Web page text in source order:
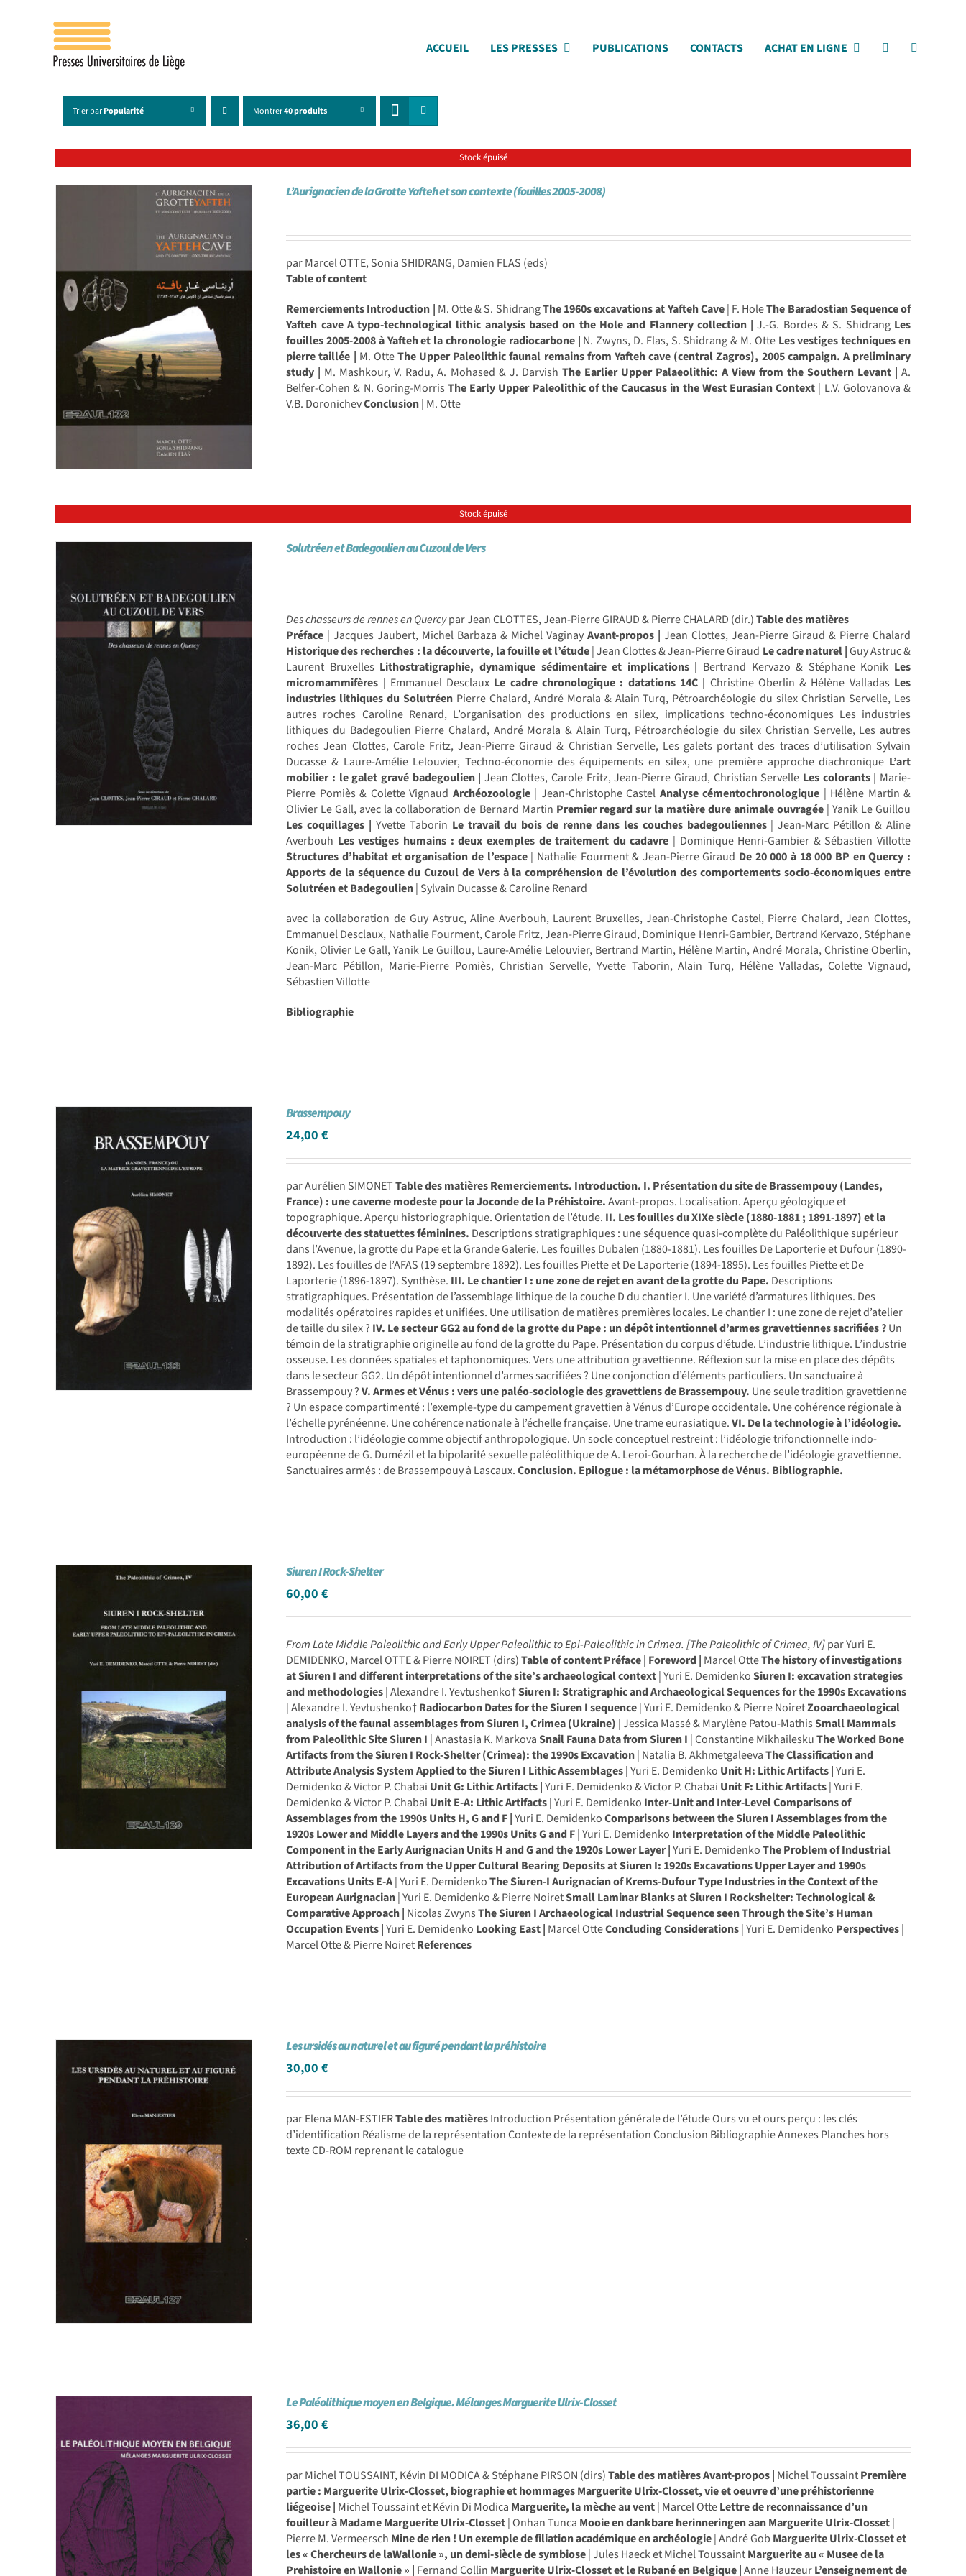
ACCUEIL LES PRESSES PUBLICATIONS CONTACTS ACHAT EN LIGNE
Trier parPopularité Montrer40 produits
Stock épuisé
L’Aurignacien de la Grotte Yafteh et son contexte (fouilles 2005-2008)
par Marcel OTTE, Sonia SHIDRANG, Damien FLAS (eds)
Table of content
RemerciementsIntroduction | M. Otte & S. ShidrangThe 1960s excavations at Yafteh Cave| F. HoleThe Baradostian Sequence of
Yafteh cave A typo-technological lithic analysis based on the Hole and Flannery collection | J.-G. Bordes & S. Shidrang Les
fouilles 2005-2008 à Yafteh et la chronologie radiocarbone | N. Zwyns, D. Flas, S. Shidrang & M. Otte Les vestiges techniques en
pierre taillée | M. OtteThe Upper Paleolithic faunal remains from Yafteh cave (central Zagros), 2005 campaign. A preliminary
study | M. Mashkour, V. Radu, A. Mohased & J. Darvish The Earlier Upper Palaeolithic: A View from the Southern Levant | A.
Belfer-Cohen & N. Goring-MorrisThe Early Upper Paleolithic of the Caucasus in the West Eurasian Context | L.V. Golovanova &
V.B. DoronichevConclusion| M. Otte
Stock épuisé
Solutréen et Badegoulien au Cuzoul de Vers
Des chasseurs de rennes en Quercypar Jean CLOTTES, Jean-Pierre GIRAUD & Pierre CHALARD (dir.)Table des matières
Préface | Jacques Jaubert, Michel Barbaza & Michel VaginayAvant-propos | Jean Clottes, Jean-Pierre Giraud & Pierre Chalard
Historique des recherches : la découverte, la fouille et l’étude| Jean Clottes & Jean-Pierre Giraud Le cadre naturel |Guy Astruc &
Laurent Bruxelles Lithostratigraphie, dynamique sédimentaire et implications | Bertrand Kervazo & Stéphane Konik Les
micromammifères | Emmanuel Desclaux Le cadre chronologique : datations 14C | Christine Oberlin & Hélène Valladas Les
industries lithiques du Solutréen Pierre Chalard, André Morala & Alain Turq, Pétroarchéologie du silex Christian Servelle, Les
autres roches Caroline Renard, L’organisation des productions en silex, implications techno-économiques Les industries
lithiques du Badegoulien Pierre Chalard, André Morala & Alain Turq, Pétroarchéologie du silex Christian Servelle, Les autres
roches Jean Clottes, Carole Fritz, Jean-Pierre Giraud & Christian Servelle, Les galets portant des traces d’utilisation Sylvain
Ducasse & Laure-Amélie Lelouvier, Techno-économie des équipements en silex, une première approche diachronique L’art
mobilier : le galet gravé badegoulien | Jean Clottes, Carole Fritz, Jean-Pierre Giraud, Christian Servelle Les colorants| Marie-
Pierre Pomiès & Colette Vignaud Archéozoologie| Jean-Christophe Castel Analyse cémentochronologique | Hélène Martin &
Olivier Le Gall, avec la collaboration de Bernard Martin Premier regard sur la matière dure animale ouvragée| Yanik Le Guillou
Les coquillages | Yvette Taborin Le travail du bois de renne dans les couches badegouliennes| Jean-Marc Pétillon & Aline
Averbouh Les vestiges humains : deux exemples de traitement du cadavre | Dominique Henri-Gambier & Sébastien Villotte
Structures d’habitat et organisation de l’espace| Nathalie Fourment & Jean-Pierre Giraud De 20 000 à 18 000 BP en Quercy :
Apports de la séquence du Cuzoul de Vers à la compréhension de l’évolution des comportements socio-économiques entre
Solutréen et Badegoulien| Sylvain Ducasse & Caroline Renard
avec la collaboration de Guy Astruc, Aline Averbouh, Laurent Bruxelles, Jean-Christophe Castel, Pierre Chalard, Jean Clottes,
Emmanuel Desclaux, Nathalie Fourment, Carole Fritz, Jean-Pierre Giraud, Dominique Henri-Gambier, Bertrand Kervazo, Stéphane
Konik, Olivier Le Gall, Yanik Le Guillou, Laure-Amélie Lelouvier, Bertrand Martin, Hélène Martin, André Morala, Christine Oberlin,
Jean-Marc Pétillon, Marie-Pierre Pomiès, Christian Servelle, Yvette Taborin, Alain Turq, Hélène Valladas, Colette Vignaud,
Sébastien Villotte
Bibliographie
Brassempouy
24,00€
par Aurélien SIMONETTable des matièresRemerciements. Introduction. I. Présentation du site de Brassempouy (Landes,
France) : une caverne modeste pour la Joconde de la Préhistoire.Avant-propos. Localisation. Aperçu géologique et
topographique. Aperçu historiographique. Orientation de l’étude. II. Les fouilles du XIXe siècle (1880-1881 ; 1891-1897) et la
découverte des statuettes féminines. Descriptions stratigraphiques : une séquence quasi-complète du Paléolithique supérieur
dans l’Avenue, la grotte du Pape et la Grande Galerie. Les fouilles Dubalen (1880-1881). Les fouilles De Laporterie et Dufour (1890-
1892). Les fouilles de l’AFAS (19 septembre 1892). Les fouilles Piette et De Laporterie (1894-1895). Les fouilles Piette et De
Laporterie (1896-1897). Synthèse. III. Le chantier I : une zone de rejet en avant de la grotte du Pape. Descriptions
stratigraphiques. Présentation de l’assemblage lithique de la couche D du chantier I. Une variété d’armatures lithiques. Des
modalités opératoires rapides et unifiées. Une utilisation de matières premières locales. Le chantier I : une zone de rejet d’atelier
de taille du silex ? IV. Le secteur GG2 au fond de la grotte du Pape : un dépôt intentionnel d’armes gravettiennes sacrifiées ?Un
témoin de la stratigraphie originelle au fond de la grotte du Pape. Présentation du corpus d’étude. L’industrie lithique. L’industrie
osseuse. Les données spatiales et taphonomiques. Vers une attribution gravettienne. Réflexion sur la mise en place des dépôts
dans le secteur GG2. Un dépôt intentionnel d’armes sacrifiées ? Une conjonction d’éléments particuliers. Un sanctuaire à
Brassempouy ?V. Armes et Vénus : vers une paléo-sociologie des gravettiens de Brassempouy. Une seule tradition gravettienne
? Un espace compartimenté : l’exemple-type du campement gravettien à Vénus d’Europe occidentale. Une cohérence régionale à
l’échelle pyrénéenne. Une cohérence nationale à l’échelle française. Une trame eurasiatique.VI. De la technologie à l’idéologie.
Introduction : l’idéologie comme objectif anthropologique. Un socle conceptuel restreint : l’idéologie trifonctionnelle indo-
européenne de G. Dumézil et la bipolarité sexuelle paléolithique de A. Leroi-Gourhan. À la recherche de l’idéologie gravettienne.
Sanctuaires armés : de Brassempouy à Lascaux.Conclusion. Epilogue : la métamorphose de Vénus. Bibliographie.
Siuren I Rock-Shelter
60,00€
From Late Middle Paleolithic and Early Upper Paleolithic to Epi-Paleolithic in Crimea.[The Paleolithic of Crimea, IV]par Yuri E.
DEMIDENKO, Marcel OTTE & Pierre NOIRET (dirs)Table of contentPréface | Foreword | Marcel OtteThe history of investigations
at Siuren I and different interpretations of the site’s archaeological context| Yuri E. DemidenkoSiuren I: excavation strategies
and methodologies| Alexandre I. Yevtushenko†Siuren I: Stratigraphic and Archaeological Sequences for the 1990s Excavations
| Alexandre I. Yevtushenko†Radiocarbon Dates for the Siuren I sequence| Yuri E. Demidenko & Pierre NoiretZooarchaeological
analysis of the faunal assemblages from Siuren I, Crimea (Ukraine) | Jessica Massé & Marylène Patou-MathisSmall Mammals
from Paleolithic Site Siuren I | Anastasia K. MarkovaSnail Fauna Data from Siuren I | Constantine MikhaileskuThe Worked Bone
Artifacts from the Siuren I Rock-Shelter (Crimea): the 1990s Excavation| Natalia B. AkhmetgaleevaThe Classification and
Attribute Analysis System Applied to the Siuren I Lithic Assemblages |Yuri E. Demidenko Unit H: Lithic Artifacts |Yuri E.
Demidenko & Victor P. Chabai Unit G: Lithic Artifacts |Yuri E. Demidenko & Victor P. Chabai Unit F: Lithic Artifacts| Yuri E.
Demidenko & Victor P. Chabai Unit E-A: Lithic Artifacts |Yuri E. Demidenko Inter-Unit and Inter-Level Comparisons of
Assemblages from the 1990s Units H, G and F |Yuri E. DemidenkoComparisons between the Siuren I Assemblages from the
1920s Lower and Middle Layers and the 1990s Units G and F| Yuri E. Demidenko Interpretation of the Middle Paleolithic
Component in the Early Aurignacian Units H and G and the 1920s Lower Layer |Yuri E. DemidenkoThe Problem of Industrial
Attribution of Artifacts from the Upper Cultural Bearing Deposits at Siuren I: 1920s Excavations Upper Layer and 1990s
Excavations Units E-A| Yuri E. DemidenkoThe Siuren-I Aurignacian of Krems-Dufour Type Industries in the Context of the
European Aurignacian| Yuri E. Demidenko & Pierre NoiretSmall Laminar Blanks at Siuren I Rockshelter: Technological &
Comparative Approach | Nicolas ZwynsThe Siuren I Archaeological Industrial Sequence seen Through the Site’s Human
Occupation Events |Yuri E. Demidenko Looking East | Marcel OtteConcluding Considerations| Yuri E. Demidenko Perspectives|
Marcel Otte & Pierre NoiretReferences
Les ursidés au naturel et au figuré pendant la préhistoire
30,00€
par Elena MAN-ESTIERTable des matièresIntroduction Présentation générale de l’étude Ours vu et ours perçu : les clés
d’identification Réalisme de la représentation Contexte de la représentation Conclusion Bibliographie Annexes Planches hors
texte CD-ROM reprenant le catalogue
Le Paléolithique moyen en Belgique. Mélanges Marguerite Ulrix-Closset
36,00€
par Michel TOUSSAINT, Kévin DI MODICA & Stéphane PIRSON (dirs)Table des matièresAvant-propos | Michel ToussaintPremière
partie: Marguerite Ulrix-Closset, biographie et hommagesMarguerite Ulrix-Closset, vie et oeuvre d’une préhistorienne
liégeoise | Michel Toussaint et Kévin Di Modica Marguerite, la mèche au vent| Marcel OtteLettre de reconnaissance d’un
fouilleur à Madame Marguerite Ulrix-Closset| Onhan Tunca Mooie en dankbare herinneringen aan Marguerite Ulrix-Closset|
Pierre M. Vermeersch Mine de rien ! Un exemple de filiation académique en archéologie| André Gob Marguerite Ulrix-Closset et
les « Chercheurs de laWallonie », un demi-siècle de symbiose| Jules Haeck et Michel ToussaintMarguerite au « Musee de la
Prehistoire en Wallonie » | Fernand Collin Marguerite Ulrix-Closset et le Rubané en Belgique |Anne HauzeurL’enseignement de